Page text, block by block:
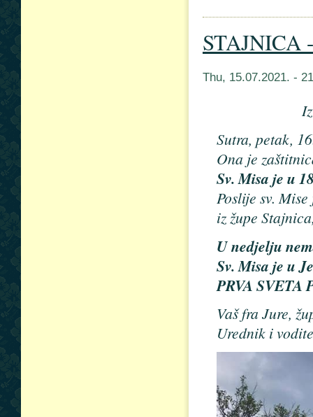
STAJNICA
Thu, 15.07.2021. -
Sutra, petak,
Ona je
Sv. Misa je u
Poslije sv.
iz župe
U nedjelju
Sv. Misa je u
PRVA SVETA
Vaš fra Jure,
Urednik i